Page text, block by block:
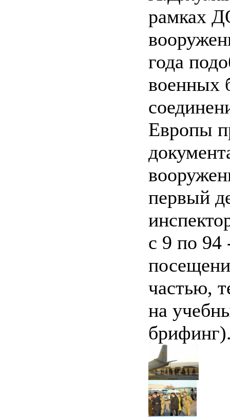
рамках
года
военных
Европы
первый
с 9 по 94
частью,
на